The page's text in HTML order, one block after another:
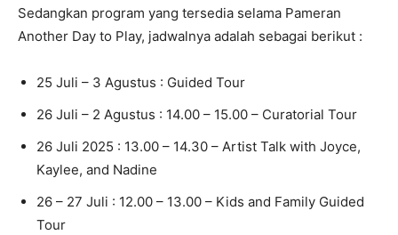
Sedangkan program yang tersedia selama Pameran
Another Day to Play, jadwalnya adalah sebagai berikut :
25 Juli – 3 Agustus : Guided Tour
26 Juli – 2 Agustus : 14.00 – 15.00 – Curatorial Tour
26 Juli 2025 : 13.00 – 14.30 – Artist Talk with Joyce,
Kaylee, and Nadine
26 – 27 Juli : 12.00 – 13.00 – Kids and Family Guided
Tour